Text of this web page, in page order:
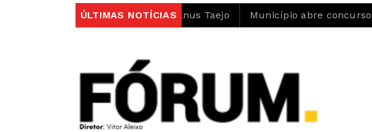
ÚLTIMAS NOTÍCIAS
do projeto LIFE Alnus Taejo Município abre concurso para lotes